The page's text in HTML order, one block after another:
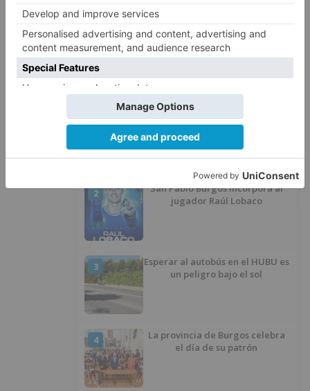
versión de un repartidor tras
LO ÚLTIMO
1
Felix Gall ganador de la Vuelta a
Burgos 2026
2
San Pablo Burgos incorpora al
jugador Raúl Lobaco
3
Esperar al autobús en el HUBU es
un peligro bajo el sol
4
La provincia de Burgos celebra
el día de su patrón